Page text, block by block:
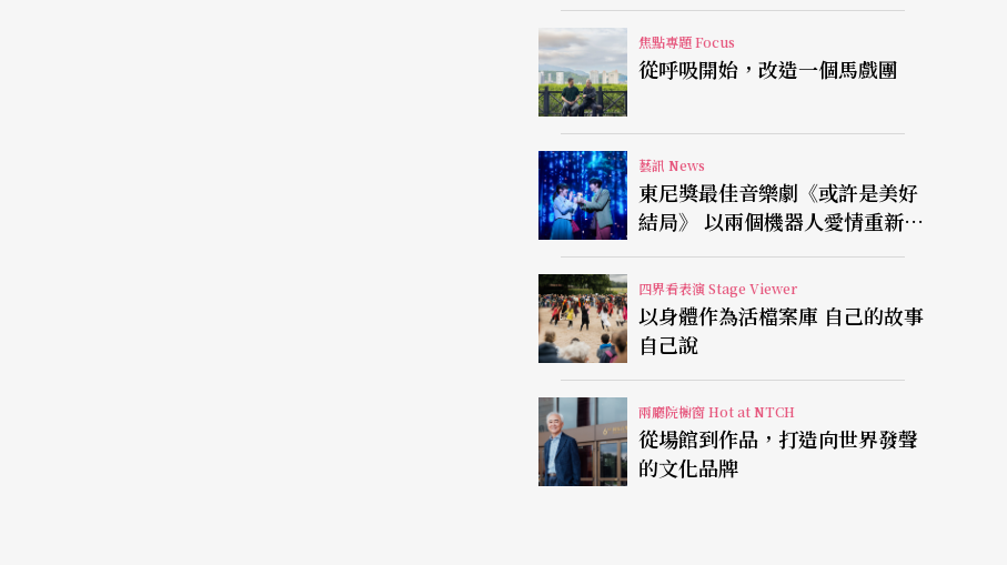
焦點專題 Focus
從呼吸開始，改造一個馬戲團
藝訊 News
東尼獎最佳音樂劇《或許是美好
結局》 以兩個機器人愛情重新凝
視有限人生
四界看表演 Stage Viewer
以身體作為活檔案庫 自己的故事
自己說
兩廳院櫥窗 Hot at NTCH
從場館到作品，打造向世界發聲
的文化品牌